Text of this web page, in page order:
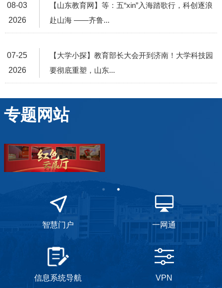
08-03
2026
【山东教育网】等：五“xin”入海踏歌行，科创逐浪
赴山海 ——齐鲁...
07-25
2026
【大学小探】教育部长大会开到济南！大学科技园
要彻底重塑，山东...
专题网站
智慧门户 一网通
信息系统导航 VPN